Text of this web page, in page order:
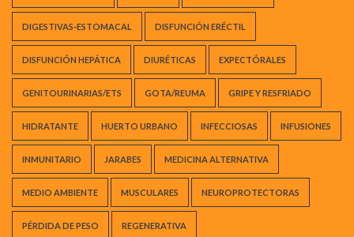
DIGESTIVAS-ESTOMACAL DISFUNCIÓN ERÉCTIL
DISFUNCIÓN HEPÁTICA DIURÉTICAS EXPECTÓRALES
GENITOURINARIAS/ETS GOTA/REUMA GRIPE Y RESFRIADO
HIDRATANTE HUERTO URBANO INFECCIOSAS INFUSIONES
INMUNITARIO JARABES MEDICINA ALTERNATIVA
MEDIO AMBIENTE MUSCULARES NEUROPROTECTORAS
PÉRDIDA DE PESO REGENERATIVA